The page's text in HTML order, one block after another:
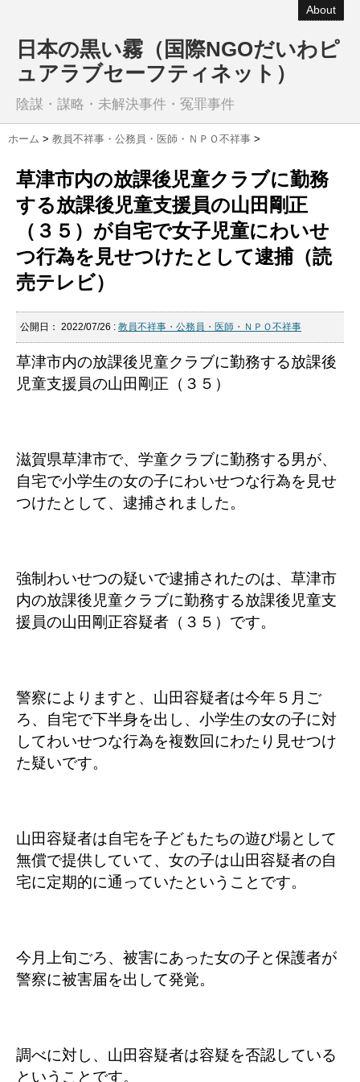
About
日本の黒い霧（国際NGOだいわピ
ュアラブセーフティネット）
陰謀・謀略・未解決事件・冤罪事件
ホーム > 教員不祥事・公務員・医師・ＮＰＯ不祥事 >
草津市内の放課後児童クラブに勤務
する放課後児童支援員の山田剛正
（３５）が自宅で女子児童にわいせ
つ行為を見せつけたとして逮捕（読
売テレビ）
公開日： 2022/07/26 : 教員不祥事・公務員・医師・ＮＰＯ不祥事
草津市内の放課後児童クラブに勤務する放課後
児童支援員の山田剛正（３５）
滋賀県草津市で、学童クラブに勤務する男が、
自宅で小学生の女の子にわいせつな行為を見せ
つけたとして、逮捕されました。
強制わいせつの疑いで逮捕されたのは、草津市
内の放課後児童クラブに勤務する放課後児童支
援員の山田剛正容疑者（３５）です。
警察によりますと、山田容疑者は今年５月ご
ろ、自宅で下半身を出し、小学生の女の子に対
してわいせつな行為を複数回にわたり見せつけ
た疑いです。
山田容疑者は自宅を子どもたちの遊び場として
無償で提供していて、女の子は山田容疑者の自
宅に定期的に通っていたということです。
今月上旬ごろ、被害にあった女の子と保護者が
警察に被害届を出して発覚。
調べに対し、山田容疑者は容疑を否認している
ということです。